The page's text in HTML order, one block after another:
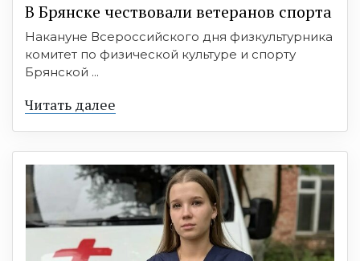
В Брянске чествовали ветеранов спорта
Накануне Всероссийского дня физкультурника
комитет по физической культуре и спорту
Брянской ...
Читать далее